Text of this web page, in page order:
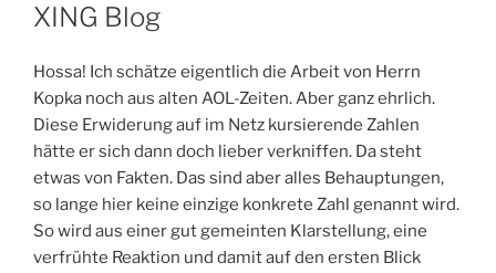
XING Blog
Hossa! Ich schätze eigentlich die Arbeit von Herrn
Kopka noch aus alten AOL-Zeiten. Aber ganz ehrlich.
Diese Erwiderung auf im Netz kursierende Zahlen
hätte er sich dann doch lieber verkniffen. Da steht
etwas von Fakten. Das sind aber alles Behauptungen,
so lange hier keine einzige konkrete Zahl genannt wird.
So wird aus einer gut gemeinten Klarstellung, eine
verfrühte Reaktion und damit auf den ersten Blick